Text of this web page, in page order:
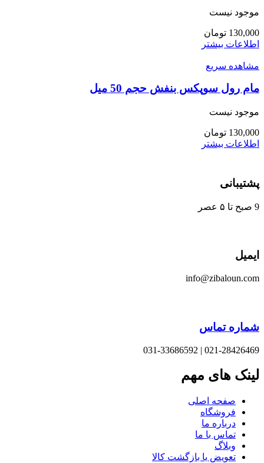
موجود نیست
130,000 تومان
اطلاعات بیشتر
مشاهده سریع
مام رول سوپکس بنفش حجم 50 میل
موجود نیست
130,000 تومان
اطلاعات بیشتر
پشتیبانی
9 صبح تا ۵ عصر
ایمیل
info@zibaloun.com
شماره تماس
021-28426469 | 031-33686592
لینک های مهم
صفحه اصلی
فروشگاه
درباره ما
تماس با ما
وبلاگ
تعویض یا بازگشت کالا